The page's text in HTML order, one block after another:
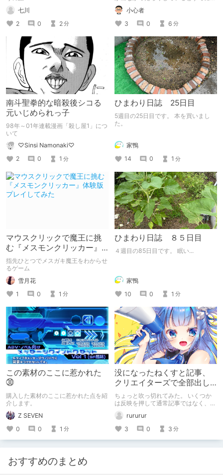
七川
2
0 2分
入している商品をやり直したくなりま
す。 自身の性癖が厄介でどうしても
堕としていく過程も興奮材料の一種な
ので新しい作品はほしくなりますがコ
ンプリートした データだけだと満足
できない場合があるのでやり直しって
よくするんですよね。
小心者
3
0 6 分
南斗聖拳的な暗殺後シコる
元いじめられっ子
98年～01年連載漫画「殺し屋1」につ
いて
♡Sinsi Namonaki♡
2
0 1 分
ひまわり日誌 25日目
5週目の25日目です。 本を買いまし
た。
家鴨
14
0 1 分
マウスクリックで魔王に挑
む『メスモンクリッカー』
体験版プレイしてみた
指先ひとつでメスガキ魔王をわからせ
るゲーム
雪月花
1
0 1 分
ひまわり日誌 ８５日目
４週目の85日目です。 眠い...
家鴨
10
0 1 分
この素材のここに惹かれた
㉚
購入した素材のここに惹かれた点を紹
介します。
Z SEVEN
0
0 1 分
没になったねくすと記事、
クリエイターズで全部出し
てみます。
ちょっと吹っ切れてみた。 いくつか
は反映を押して通常記事ではなく、ク
リエイター記事として出してみようか
なと。rururur
3
0 3 分
おすすめのまとめ